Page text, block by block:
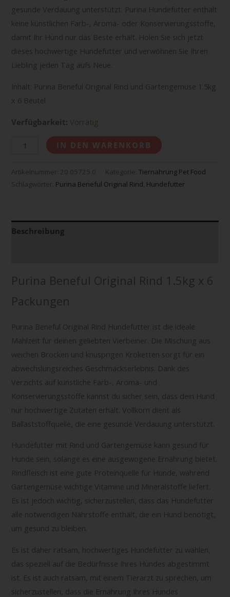
gesunde Verdauung unterstützt. Purina Hundefutter enthält
keine künstlichen Farb-, Aroma- oder Konservierungsstoffe,
damit Ihr Hund nur das Beste erhält. Holen Sie sich jetzt
dieses hochwertige Hundefutter und verwöhnen Sie Ihren
Liebling jeden Tag aufs Neue.
Inhalt: Purina Beneful Original Rind und Gartengemüse 1.5kg
x 6 Beutel
Verfügbarkeit: Vorrätig
IN DEN WARENKORB
Artikelnummer: 20 05725.0 Kategorie:Tiernahrung Pet Food
Schlagwörter: Purina Beneful Original Rind Hundefutter
Beschreibung
Purina Beneful Original Rind 1.5kg x 6
Packungen
Purina Beneful Original Rind Hundefutter ist die ideale
Mahlzeit für deinen geliebten Vierbeiner. Die Mischung aus
weichen Brocken und knusprigen Kroketten sorgt für ein
abwechslungsreiches Geschmackserlebnis. Dank des
Verzichts auf künstliche Farb-, Aroma- und
Konservierungsstoffe kannst du sicher sein, dass dein Hund
nur hochwertige Zutaten erhält. Vollkorn dient als
Ballaststoffquelle, die eine gesunde Verdauung unterstützt.
Hundefutter mit Rind und Gartengemüse kann gesund für
Hunde sein, solange es eine ausgewogene Ernährung bietet.
Rindfleisch ist eine gute Proteinquelle für Hunde, während
Gartengemüse wichtige Vitamine und Mineralstoffe liefert.
Es ist jedoch wichtig, sicherzustellen, dass das Hundefutter
alle notwendigen Nährstoffe enthält, die ein Hund benötigt,
um gesund zu bleiben.
Es ist daher ratsam, hochwertiges Hundefutter zu wählen,
das speziell auf die Bedürfnisse Ihres Hundes abgestimmt
ist. Es ist auch ratsam, mit einem Tierarzt zu sprechen, um
sicherzustellen, dass die Ernährung Ihres Hundes